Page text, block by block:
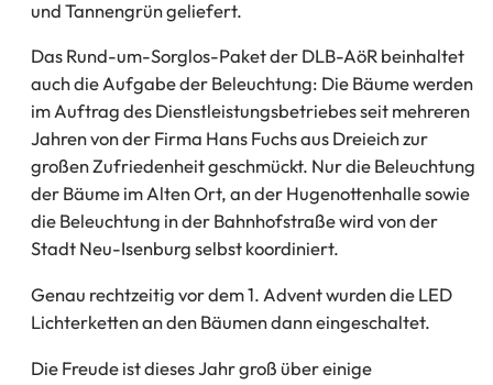
und Tannengrün geliefert.
Das Rund-um-Sorglos-Paket der DLB-AöR beinhaltet
auch die Aufgabe der Beleuchtung: Die Bäume werden
im Auftrag des Dienstleistungsbetriebes seit mehreren
Jahren von der Firma Hans Fuchs aus Dreieich zur
großen Zufriedenheit geschmückt. Nur die Beleuchtung
der Bäume im Alten Ort, an der Hugenottenhalle sowie
die Beleuchtung in der Bahnhofstraße wird von der
Stadt Neu-Isenburg selbst koordiniert.
Genau rechtzeitig vor dem 1. Advent wurden die LED
Lichterketten an den Bäumen dann eingeschaltet.
Die Freude ist dieses Jahr groß über einige